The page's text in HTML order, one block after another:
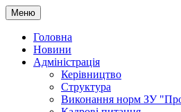
Меню
Головна
Новини
Адміністрація
Керівництво
Структура
Виконання норм ЗУ